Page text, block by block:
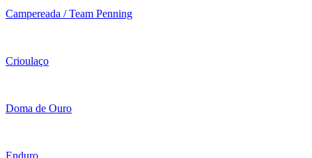
Campereada / Team Penning
Crioulaço
Doma de Ouro
Enduro